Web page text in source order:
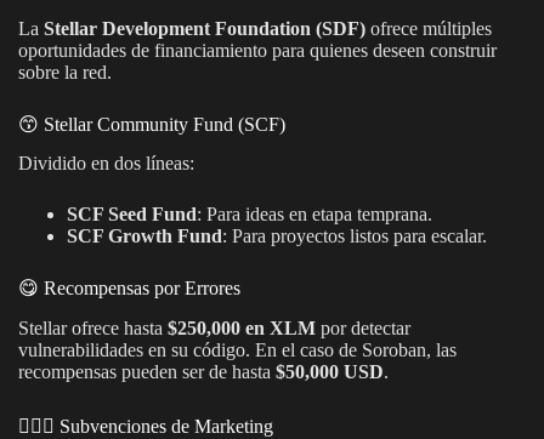
La Stellar Development Foundation (SDF) ofrece múltiples
oportunidades de financiamiento para quienes deseen construir
sobre la red.
😙 Stellar Community Fund (SCF)
Dividido en dos líneas:
SCF Seed Fund: Para ideas en etapa temprana.
SCF Growth Fund: Para proyectos listos para escalar.
😋 Recompensas por Errores
Stellar ofrece hasta $250,000 en XLM por detectar
vulnerabilidades en su código. En el caso de Soroban, las
recompensas pueden ser de hasta $50,000 USD.
🕵🏾‍♂️ Subvenciones de Marketing